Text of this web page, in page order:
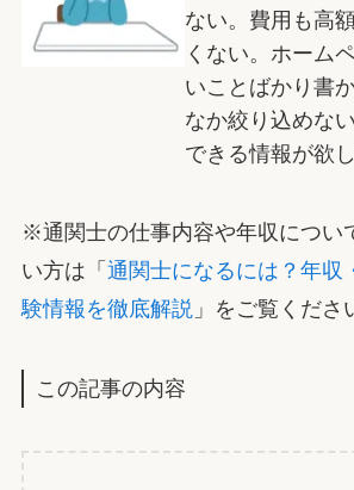
ない。費用も高
くない。ホーム
いことばかり書
なか絞り込めな
できる情報が欲
※通関士の仕事内容や年収につい
い方は「 通関士になるには？年収
験情報を徹底解説 」をご覧くださ
この記事の内容